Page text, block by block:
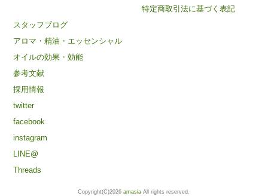
特定商取引法に基づく表記
スタッフブログ
アロマ・精油・エッセンシャル
オイルの効果・効能
参考文献
採用情報
twitter
facebook
instagram
LINE@
Threads
Copyright(C)2026amasia All rights reserved.